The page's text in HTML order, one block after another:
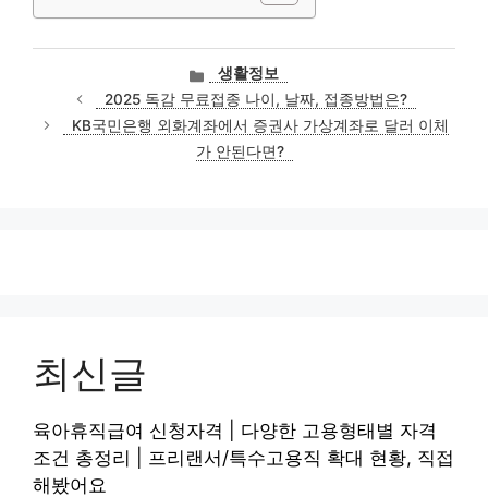
카
테
고
리
생활정보
2025 독감 무료접종 나이, 날짜, 접종방법은?
KB국민은행 외화계좌에서 증권사 가상계좌로 달러 이체
가 안된다면?
최신글
육아휴직급여 신청자격 | 다양한 고용형태별 자격
조건 총정리 | 프리랜서/특수고용직 확대 현황, 직접
해봤어요